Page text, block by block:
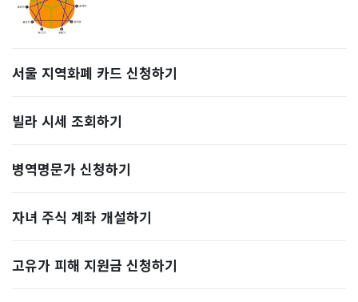
서울 지역화폐 카드 신청하기
빌라 시세 조회하기
병역명문가 신청하기
자녀 주식 계좌 개설하기
고유가 피해 지원금 신청하기